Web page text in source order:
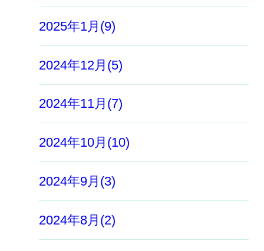
2025年1月(9)
2024年12月(5)
2024年11月(7)
2024年10月(10)
2024年9月(3)
2024年8月(2)